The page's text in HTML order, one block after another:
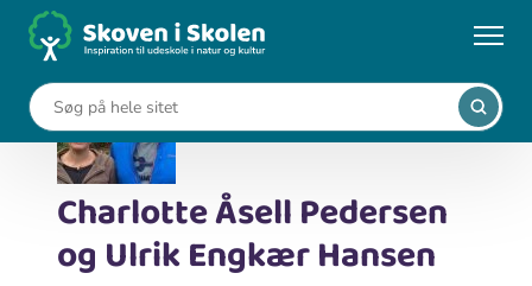
hovedindhold
Charlotte Åsell Pedersen
og Ulrik Engkær Hansen